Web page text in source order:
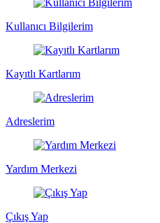
Kullanıcı Bilgilerim
Kayıtlı Kartlarım
Adreslerim
Yardım Merkezi
Çıkış Yap